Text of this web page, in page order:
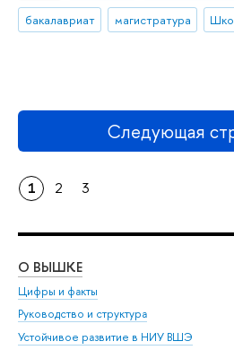
бакалавриат
магистратура
Следующая
1 2 3
О ВЫШКЕ
Цифры и факты
Руководство и структура
Устойчивое развитие в НИУ ВШЭ